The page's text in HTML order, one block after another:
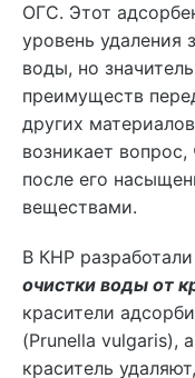
ОГС. Этот
уровень удаления
воды, но
преимуществ
других
возникает
после его
веществами.
В КНР разработали
очистки воды от
красители
(Prunella vulgaris),
краситель